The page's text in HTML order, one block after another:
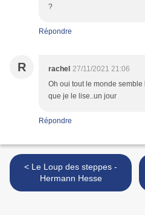
?
Répondre
R rachel 27/11/2021 21:06
Oh oui tout le monde
que je le lise..un jour
Répondre
< Le Loup des steppes -
Hermann Hesse